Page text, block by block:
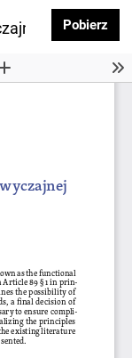
Pobierz